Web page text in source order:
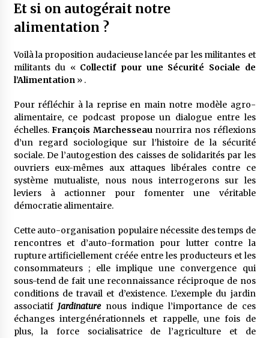
Et si on autogérait notre
alimentation ?
Voilà la proposition audacieuse lancée par les militantes et
militants du « Collectif pour une Sécurité Sociale de
l’Alimentation» .
Pour réfléchir à la reprise en main notre modèle agro-
alimentaire, ce podcast propose un dialogue entre les
échelles.François Marchesseaunourrira nos réflexions
d’un regard sociologique sur l’histoire de la sécurité
sociale. De l’autogestion des caisses de solidarités par les
ouvriers eux-mêmes aux attaques libérales contre ce
système mutualiste, nous nous interrogerons sur les
leviers à actionner pour fomenter une véritable
démocratie alimentaire.
Cette auto-organisation populaire nécessite des temps de
rencontres et d’auto-formation pour lutter contre la
rupture artificiellement créée entre les producteurs et les
consommateurs ; elle implique une convergence qui
sous-tend de fait une reconnaissance réciproque de nos
conditions de travail et d’existence. L’exemple du jardin
associatif Jardinaturenous indique l’importance de ces
échanges intergénérationnels et rappelle, une fois de
plus, la force socialisatrice de l’agriculture et de